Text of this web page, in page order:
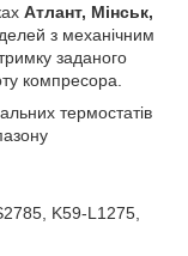
Атлант, Мінськ,
з механічним
заданого
компресора.
термостатів
K59-L1275,